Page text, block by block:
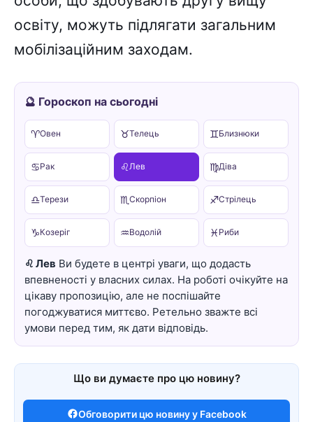
освіту, можуть підлягати загальним
мобілізаційним заходам.
🔮 Гороскоп на сьогодні
♈Овен ♉Телець ♊Близнюки
♋Рак ♌Лев ♍Діва
♎Терези ♏ Скорпіон ♐Стрілець
♑Козеріг ♒Водолій ♓ Риби
♌ Лев Ви будете в центрі уваги, що додасть
впевненості у власних силах. На роботі очікуйте на
цікаву пропозицію, але не поспішайте
погоджуватися миттєво. Ретельно зважте всі
умови перед тим, як дати відповідь.
Що ви думаєте про цю новину?
Обговорити цю новину у Facebook